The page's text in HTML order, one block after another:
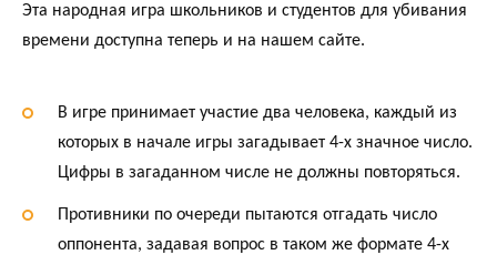
gr ts
p
.R
u
n
ss
ni
er sa ail py ра
Эта народная игра школьников и студентов для убивания
времени доступна теперь и на нашем сайте.
В игре принимает участие два человека, каждый из
которых в начале игры загадывает 4-х значное число.
Цифры в загаданном числе не должны повторяться.
Противники по очереди пытаются отгадать число
оппонента, задавая вопрос в таком же формате 4-х